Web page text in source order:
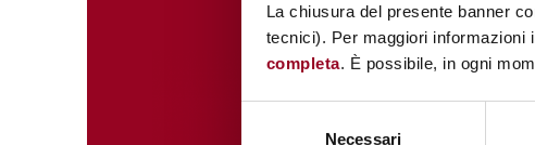
La chiusura del presente banner
tecnici). Per maggiori informazioni
completa. È possibile, in ogni
Necessari